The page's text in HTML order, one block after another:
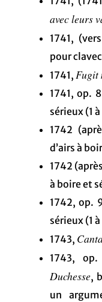
avec leurs
1741,
pour
1741, Fugit
1741, op.
sérieux (1
1742
d’airs à
1742
à boire et
1742, op.
sérieux (1
1743,
1743,
Duchesse,
un